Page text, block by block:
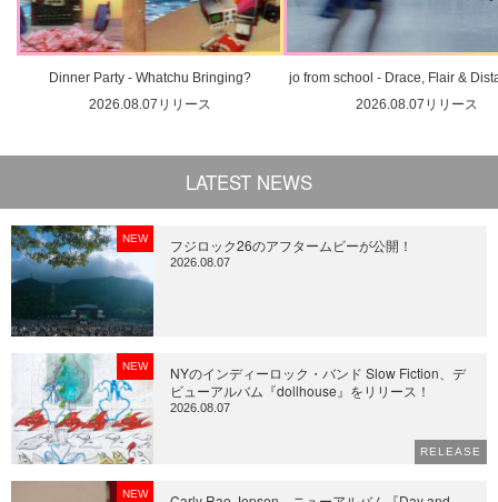
Dinner Party - Whatchu Bringing?
2026.08.07リリース
jo from school - Drace, Flair &
2026.08.07リリース
LATEST NEWS
NEW フジロック26のアフタームビーが公開！
2026.08.07
NEW
NYのインディーロック・バンド Slow Fiction、デ
ビューアルバム『dollhouse』をリリース！
2026.08.07
RELEASE
NEW